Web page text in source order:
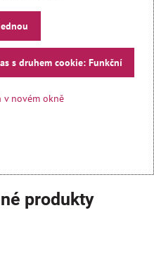
s druhem cookie: Funkční
novém okně
produkty